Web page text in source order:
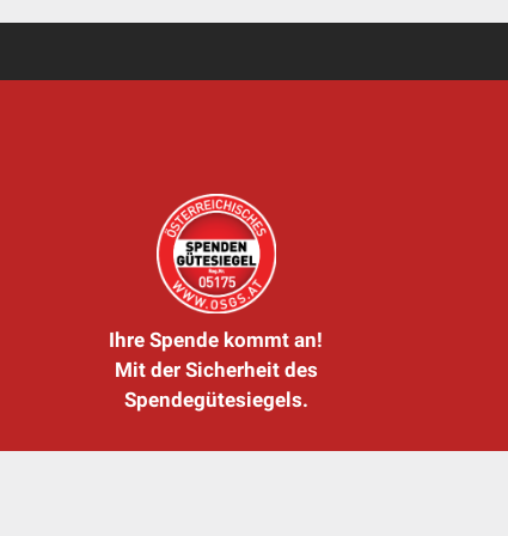
Ihre Spende kommt an!
Mit der Sicherheit des
Spendegütesiegels.